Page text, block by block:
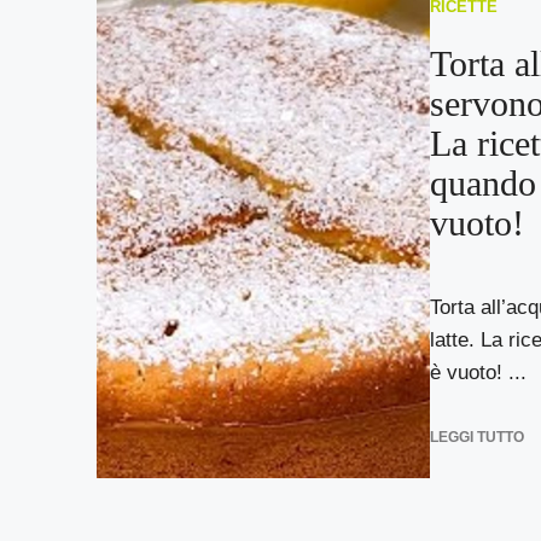
RICETTE
Torta
La
vuoto!
Torta
latte. La
è vuoto! ...
LEGGI TUTTO